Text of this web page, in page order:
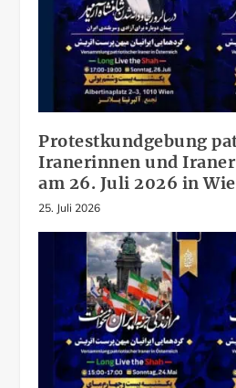
Protestkundgebung
Iranerinnen und
am 26. Juli 2026 in
25. Juli 2026